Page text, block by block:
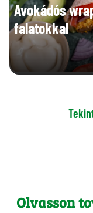
Avokádós
falatokkal
Olvasson